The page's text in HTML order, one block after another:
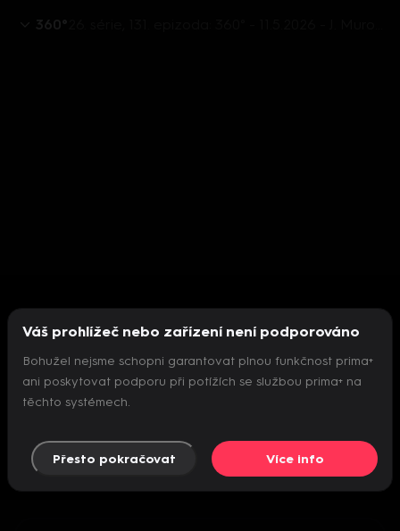
360°
Nepodařilo se inicializovat přehrávač
Váš prohlížeč nebo zařízení není podporováno
Bohužel nejsme schopni garantovat plnou funkčnost prima+
ani poskytovat podporu při potížích se službou prima+ na
těchto systémech.
Přesto pokračovat Více info